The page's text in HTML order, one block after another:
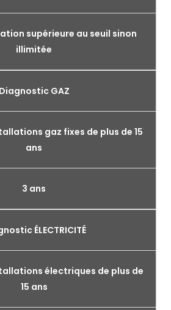
supérieure au seuil sinon
illimitée
Diagnostic GAZ
gaz fixes de plus de 15
ans
3 ans
ÉLECTRICITÉ
électriques de plus de
15 ans